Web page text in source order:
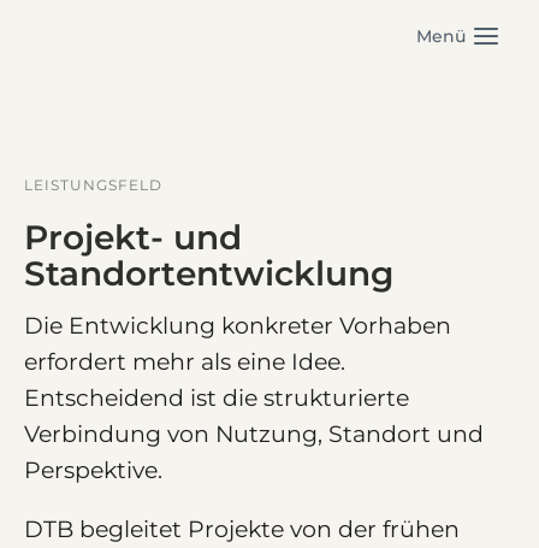
Menü
LEISTUNGSFELD
Projekt- und
Standortentwicklung
Die Entwicklung konkreter Vorhaben
erfordert mehr als eine Idee.
Entscheidend ist die strukturierte
Verbindung von Nutzung, Standort und
Perspektive.
DTB begleitet Projekte von der frühen